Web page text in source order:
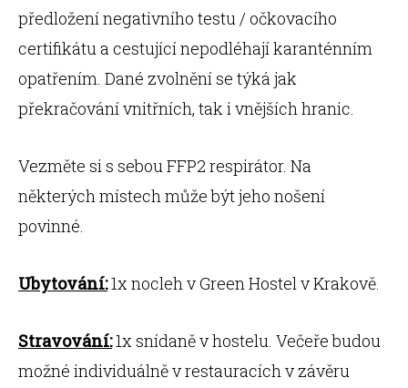
předložení negativního testu / očkovacího
certifikátu a cestující nepodléhají karanténním
opatřením. Dané zvolnění se týká jak
překračování vnitřních, tak i vnějších hranic.
Vezměte si s sebou FFP2 respirátor. Na
některých místech může být jeho nošení
povinné.
Ubytování:1x nocleh v Green Hostel v Krakově.
Stravování:1x snídaně v hostelu. Večeře budou
možné individuálně v restauracích v závěru